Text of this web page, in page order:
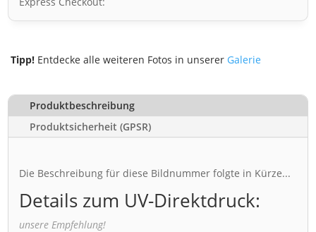
Tipp! Entdecke alle weiteren Fotos in unserer Galerie
Produktbeschreibung
Produktsicherheit (GPSR)
Die Beschreibung für diese Bildnummer folgte in Kürze...
Details zum UV-Direktdruck:
unsere Empfehlung!